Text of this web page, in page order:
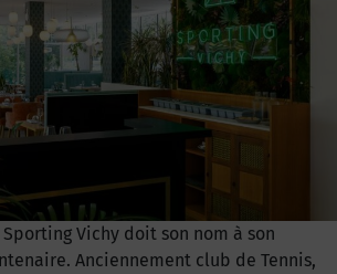
Vichy doit son nom à son
Anciennement club de Tennis,